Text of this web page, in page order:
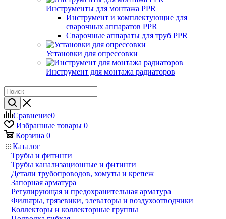
Инструменты для монтажа PPR
Инструмент и комплектующие для
сварочных аппаратов PPR
Сварочные аппараты для труб PPR
Установки для опрессовки
Инструмент для монтажа радиаторов
Сравнение0
Избранные товары 0
Корзина 0
Каталог
Трубы и фитинги
Трубы канализационные и фитинги
Детали трубопроводов, хомуты и крепеж
Запорная арматура
Регулирующая и предохранительная арматура
Фильтры, грязевики, элеваторы и воздухоотводчики
Коллекторы и коллекторные группы